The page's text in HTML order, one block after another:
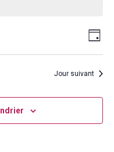
parde
vues
Jour
Jour suivant